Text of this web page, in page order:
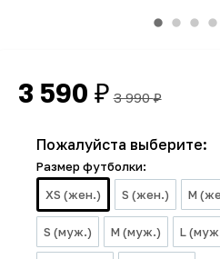
3 590 ₽ 3 990₽
Пожалуйста выберите:
Размер футболки:
XS (жен.)
S (жен.) M
S (муж.) M (муж.) L